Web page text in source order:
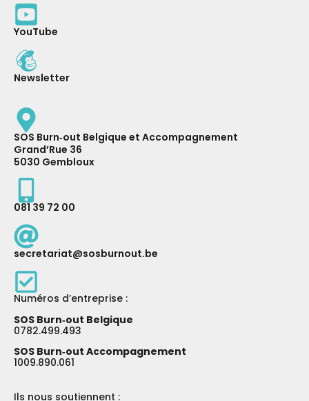
YouTube
Newsletter
SOS Burn‑out Belgique et Accompagnement
Grand’Rue 36
5030 Gembloux
081 39 72 00
secretariat@sosburnout.be
Numéros d’entreprise :
SOS Burn‑out Belgique
0782.499.493
SOS Burn‑out Accompagnement
1009.890.061
Ils nous soutiennent :